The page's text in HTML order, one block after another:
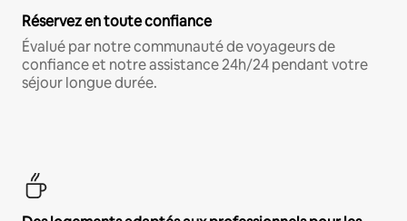
Réservez en toute confiance
Évalué par notre communauté de voyageurs de
confiance et notre assistance 24h/24 pendant votre
séjour longue durée.